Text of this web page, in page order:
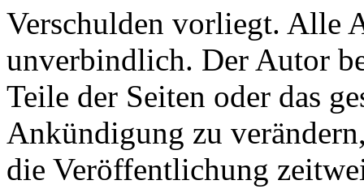
Verschulden vorliegt. Alle
unverbindlich. Der Autor
Teile der Seiten oder das
Ankündigung zu
die Veröffentlichung